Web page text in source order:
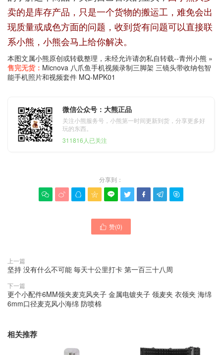
卖的是库存产品，只是一个货物的搬运工，难免会出
现质量或成色方面的问题，收到货有问题可以直接联
系小熊，小熊会马上给你解决。
本图文属小熊原创或转载整理，未经允许请勿私自转载--青州小熊 »
售完无货： Micnova 八爪鱼手机视频录制三脚架 三镜头带收纳包智
能手机照片和视频套件 MQ-MPK01
微信公众号：大熊正品
关注小熊服务号，小熊第一时间更新到货，分享更多好
玩的东西。
311816人已关注
分享到：
        
 赞(0)
上一篇
坚持 没有什么不可能 毎天十公里打卡 第一百三十八周
下一篇
更个小配件6MM领夹麦克风夹子 金属电镀夹子 领麦夹 衣领夹 海绵
6mm口径麦克风小海绵 防喷棉
相关推荐